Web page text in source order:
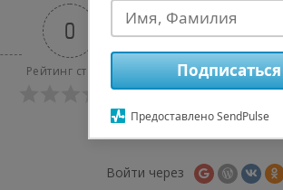
0
Рейтинг статьи
Войти через
Подписаться
Предоставлено SendPulse